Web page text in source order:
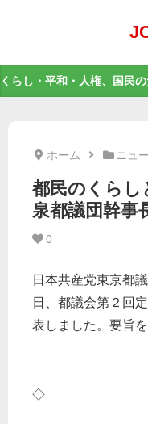
くらし・平和・人権、国民
ホーム ニュ
都民のくら
泉都議団幹事
0
日本共産党東京都
日、都議会第２回
表しました。要旨を
◇